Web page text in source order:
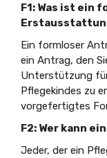
F1: Was ist ein
Ein formloser
ein Antrag, den
Unterstützung
Pflegekindes zu
vorgefertigtes
F2: Wer kann
Jeder, der ein